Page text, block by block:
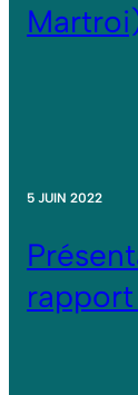
5 JUIN 2022